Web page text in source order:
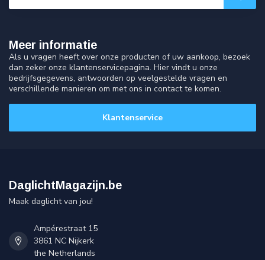
Meer informatie
Als u vragen heeft over onze producten of uw aankoop, bezoek
dan zeker onze klantenservicepagina. Hier vindt u onze
bedrijfsgegevens, antwoorden op veelgestelde vragen en
verschillende manieren om met ons in contact te komen.
Klantenservice
DaglichtMagazijn.be
Maak daglicht van jou!
Ampérestraat 15
3861 NC Nijkerk
the Netherlands